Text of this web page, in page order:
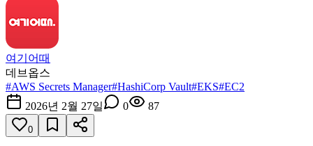
여기어때
데브옵스
#AWS Secrets Manager#HashiCorp Vault#EKS#EC2
2026년 2월 27일
0 87
0